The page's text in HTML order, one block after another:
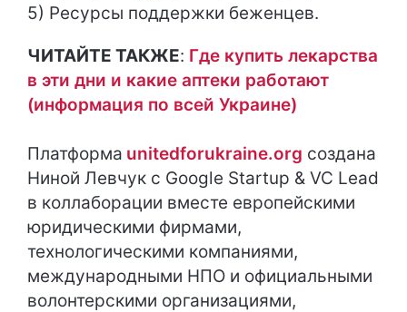
5) Ресурсы поддержки беженцев.
ЧИТАЙТЕ ТАКЖЕ: Где купить лекарства
в эти дни и какие аптеки работают
(информация по всей Украине)
Платформа unitedforukraine.org создана
Ниной Левчук с Google Startup & VC Lead
в коллаборации вместе европейскими
юридическими фирмами,
технологическими компаниями,
международными НПО и официальными
волонтерскими организациями,